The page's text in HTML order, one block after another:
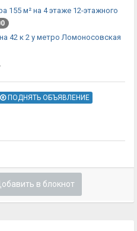
155 м² на 4 этаже 12-этажного
42 к 2 у метро Ломоносовская
ПОДНЯТЬ ОБЪЯВЛЕНИЕ
в блокнот